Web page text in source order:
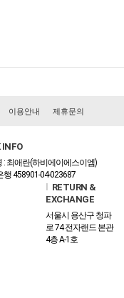
이용안내 제휴문의
INFO
: 최애란(하비에이에스이엠)
행 458901-04-023687
l RETURN &
EXCHANGE
서울시 용산구 청파
로 74 전자랜드 본관
4층 A-1호